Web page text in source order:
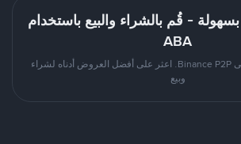
تداول FDUSD بسهولة - قُم بالشراء والبيع باستخدام
ABA
قُم بمُبادلة FDUSD على Binance P2P. اعثر على أفضل العروض أدناه لشراء
وبيع